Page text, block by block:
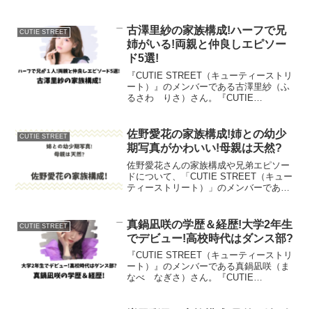
す。デビュー曲「かわいいだけじゃだめ
ですか...
CUTIE STREET
古澤里紗の家族構成!ハーフで兄
姉がいる!両親と仲良しエピソー
ド5選!
『CUTIE STREET（キューティーストリ
ート）』のメンバーである古澤里紗（ふ
るさわ りさ）さん。『CUTIE
グループです。デビュー曲「かわいいだ
けじゃ...
CUTIE STREET
佐野愛花の家族構成!姉との幼少
期写真がかわいい!母親は天然?
佐野愛花さんの家族構成や兄弟エピソー
ドについて、「CUTIE STREET（キュー
ティーストリート）」のメンバーである
いいだけじゃだめですか？」はTiktokで
も話...
CUTIE STREET
真鍋凪咲の学歴＆経歴!大学2年生
でデビュー!高校時代はダンス部?
『CUTIE STREET（キューティーストリ
ート）』のメンバーである真鍋凪咲（ま
なべ なぎさ）さん。『CUTIE